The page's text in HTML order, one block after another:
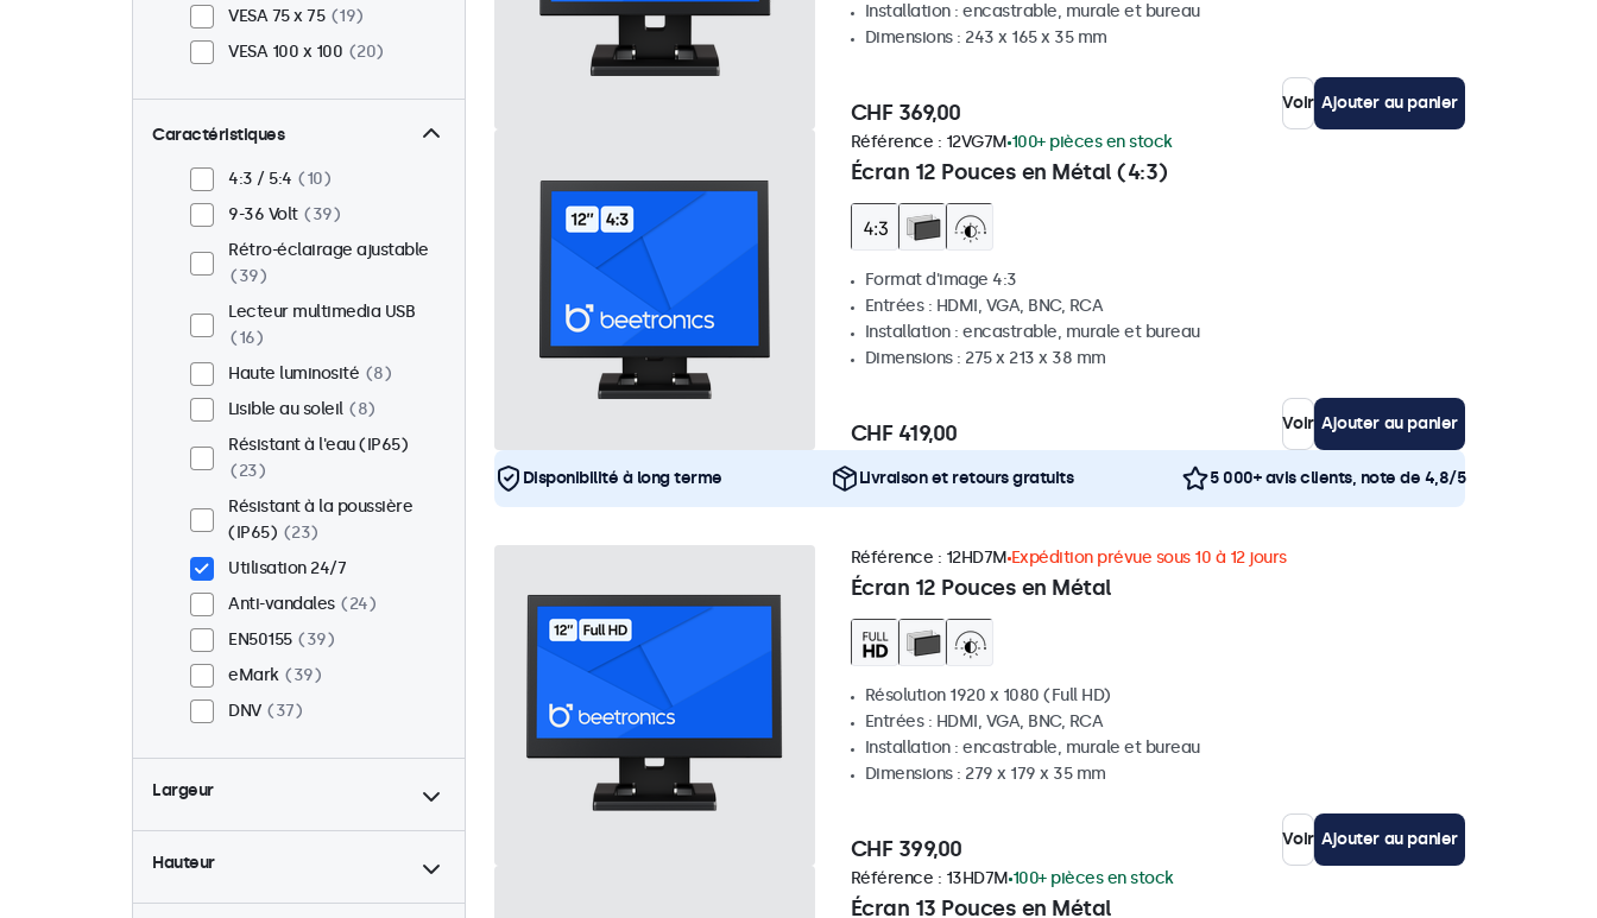
VESA 75 x 75
19
VESA 100 x 100
20
Caractéristiques
4:3 / 5:4
10
9-36 Volt
39
Rétro-éclairage ajustable
39
Lecteur multimedia USB
16
Haute luminosité
8
Lisible au soleil
8
Résistant à l'eau (IP65)
23
Résistant à la poussière
(IP65)
23
Utilisation 24/7
Anti-vandales
24
EN50155
39
eMark
39
DNV
37
Largeur
Hauteur
Installation : encastrable, murale et bureau
Dimensions : 243 x 165 x 35 mm
CHF 369,00 Voir Ajouter au panier
Écran 12 Pouces en Métal (4:3)
Référence : 12VG7M 100+ pièces en stock
Format d'image 4:3
Entrées : HDMI, VGA, BNC, RCA
Installation : encastrable, murale et bureau
Dimensions : 275 x 213 x 38 mm
CHF 419,00 Voir Ajouter au panier
Disponibilité à long terme Livraison et retours gratuits 5 000+ avis clients, note de 4,8/5
Écran 12 Pouces en Métal
Référence : 12HD7M Expédition prévue sous 10 à 12 jours
Résolution 1920 x 1080 (Full HD)
Entrées : HDMI, VGA, BNC, RCA
Installation : encastrable, murale et bureau
Dimensions : 279 x 179 x 35 mm
CHF 399,00 Voir Ajouter au panier
Écran 13 Pouces en Métal
Référence : 13HD7M 100+ pièces en stock